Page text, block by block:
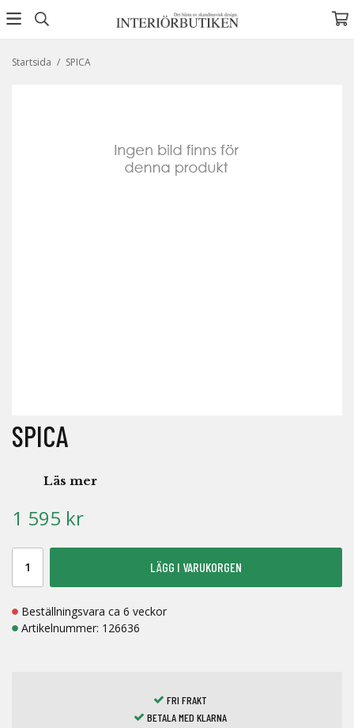
Startsida / SPICA
SPICA
Läs mer
1 595 kr
LÄGG I VARUKORGEN
Beställningsvara ca 6 veckor
Artikelnummer: 126636
FRI FRAKT
BETALA MED KLARNA